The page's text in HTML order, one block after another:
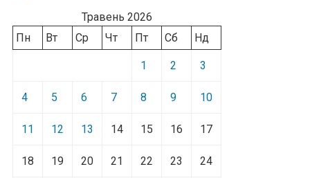
Травень 2026
Пн
Вт Ср Чт Пт Сб Нд
1 2 3
4 5 6 7 8 9 10
11 12 13 14 15 16 17
18 19 20 21 22 23 24